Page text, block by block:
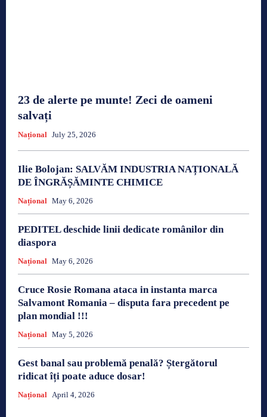
23 de alerte pe munte! Zeci de oameni
salvați
Național July 25, 2026
Ilie Bolojan: SALVĂM INDUSTRIA NAȚIONALĂ
DE ÎNGRĂȘĂMINTE CHIMICE
Național May 6, 2026
PEDITEL deschide linii dedicate românilor din
diaspora
Național May 6, 2026
Cruce Rosie Romana ataca in instanta marca
Salvamont Romania – disputa fara precedent pe
plan mondial !!!
Național May 5, 2026
Gest banal sau problemă penală? Ștergătorul
ridicat îți poate aduce dosar!
Național April 4, 2026